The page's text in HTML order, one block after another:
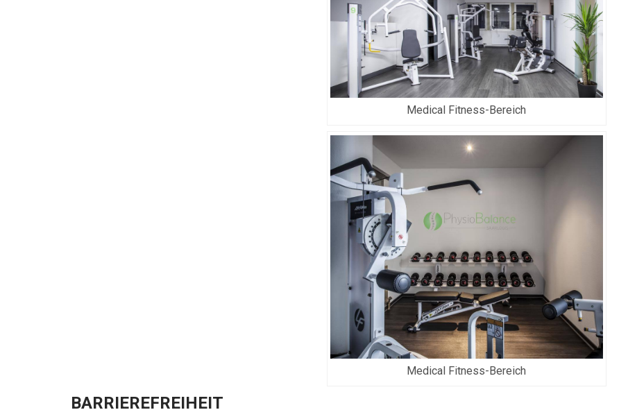
Medical Fitness-Bereich
Medical Fitness-Bereich
BARRIEREFREIHEIT